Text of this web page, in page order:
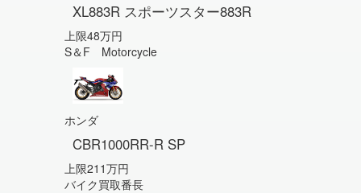
XL883R スポーツスター883R
上限48万円
S＆F Motorcycle
ホンダ
CBR1000RR-R SP
上限211万円
バイク買取番長